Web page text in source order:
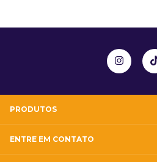
PRODUTOS
ENTRE EM CONTATO